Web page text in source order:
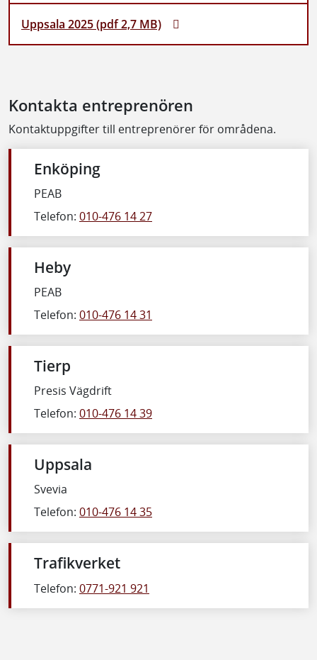
Uppsala 2025 (pdf 2,7 MB)
Kontakta entreprenören
Kontaktuppgifter till entreprenörer för områdena.
Enköping
PEAB
Telefon: 010-476 14 27
Heby
PEAB
Telefon: 010-476 14 31
Tierp
Presis Vägdrift
Telefon: 010-476 14 39
Uppsala
Svevia
Telefon: 010-476 14 35
Trafikverket
Telefon: 0771-921 921